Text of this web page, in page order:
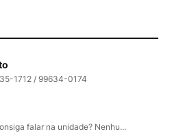
1712 / 99634-0174
falar na unidade? Nenhu...